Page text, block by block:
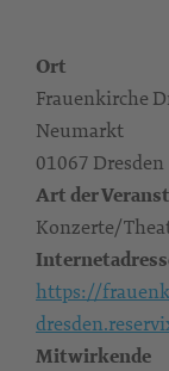
Ort
Frauenkirche
Neumarkt
01067 Dresden
Art der
Konzerte/
https://
Mitwirkende